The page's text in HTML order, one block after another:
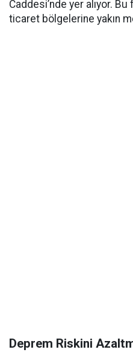
Caddesi’nde yer alıyor.
ticaret bölgelerine yakın
Deprem Riskini